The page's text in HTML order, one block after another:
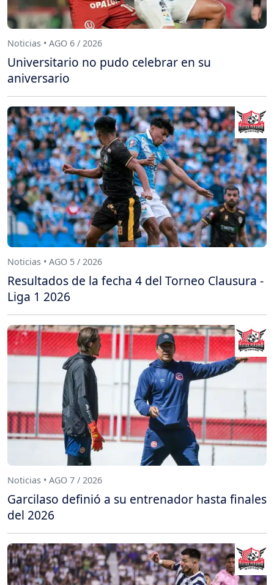
Noticias • AGO 6 / 2026
Universitario no pudo celebrar en su
aniversario
Noticias • AGO 5 / 2026
Resultados de la fecha 4 del Torneo Clausura -
Liga 1 2026
Noticias • AGO 7 / 2026
Garcilaso definió a su entrenador hasta finales
del 2026